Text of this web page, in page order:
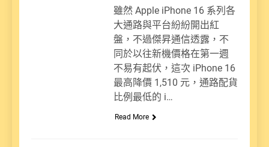
雖然 Apple iPhone 16 系列各
大通路與平台紛紛開出紅
盤，不過傑昇通信透露，不
同於以往新機價格在第一週
不易有起伏，這次 iPhone 16
最高降價 1,510 元，通路配貨
比例最低的 i…
Read More